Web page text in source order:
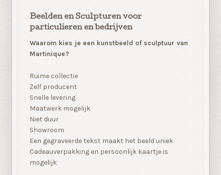
Beelden en Sculpturen voor
particulieren en bedrijven
Waarom kies je een kunstbeeld of sculptuur van
Martinique?
Ruime collectie
Zelf producent
Snelle levering
Maatwerk mogelijk
Niet duur
Showroom
Een gegraveerde tekst maakt het beeld uniek
Cadeauverpakking en persoonlijk kaartje is
mogelijk